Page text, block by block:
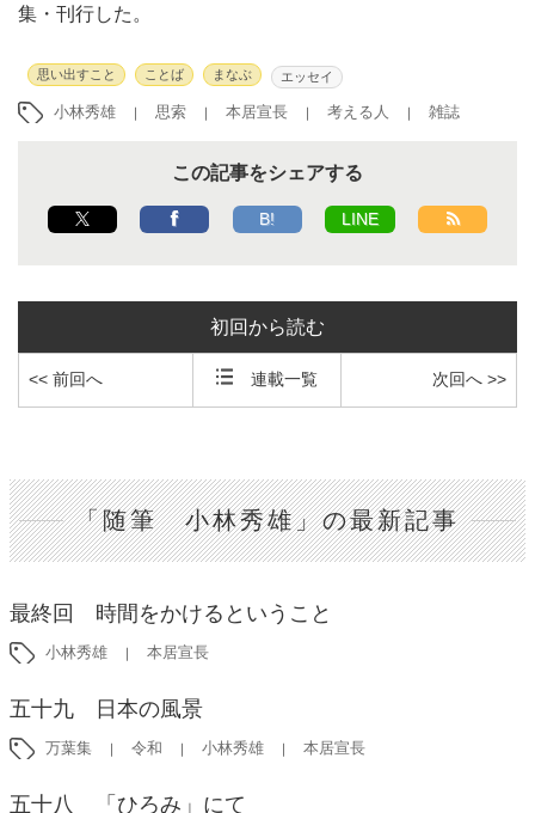
集・刊行した。
思い出すこと ことば まなぶ エッセイ
小林秀雄 思索 本居宣長 考える人 雑誌
この記事をシェアする
B! LINE
初回から読む
<< 前回へ 連載一覧 次回へ >>
「随筆 小林秀雄」の最新記事
最終回 時間をかけるということ
小林秀雄 本居宣長
五十九 日本の風景
万葉集 令和 小林秀雄 本居宣長
五十八 「ひろみ」にて